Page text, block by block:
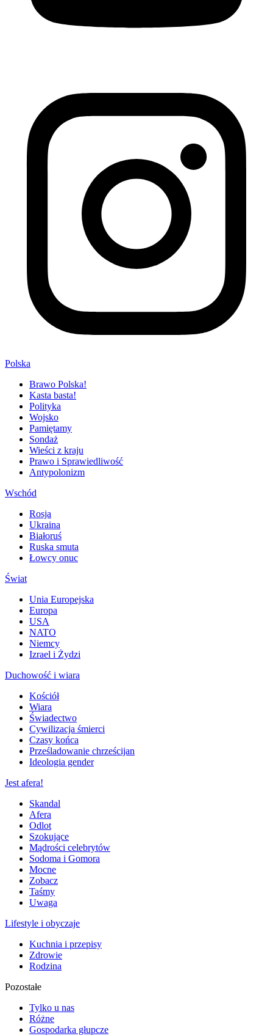
Polska
Brawo Polska!
Kasta basta!
Polityka
Wojsko
Pamiętamy
Sondaż
Wieści z kraju
Prawo i Sprawiedliwość
Antypolonizm
Wschód
Rosja
Ukraina
Białoruś
Ruska smuta
Łowcy onuc
Świat
Unia Europejska
Europa
USA
NATO
Niemcy
Izrael i Żydzi
Duchowość i wiara
Kościół
Wiara
Świadectwo
Cywilizacja śmierci
Czasy końca
Prześladowanie chrześcijan
Ideologia gender
Jest afera!
Skandal
Afera
Odlot
Szokujące
Mądrości celebrytów
Sodoma i Gomora
Mocne
Zobacz
Taśmy
Uwaga
Lifestyle i obyczaje
Kuchnia i przepisy
Zdrowie
Rodzina
Pozostałe
Tylko u nas
Różne
Gospodarka głupcze